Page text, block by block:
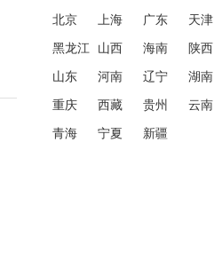
北京 上海 广东 天津
黑龙江 山西 海南 陕西
山东 河南 辽宁 湖南
重庆 西藏 贵州 云南
青海 宁夏 新疆